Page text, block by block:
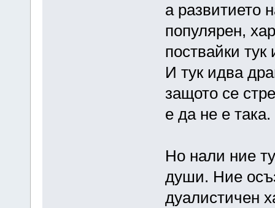
а развитието
популярен,
поствайки
И тук идва
защото се
е да не е така.
Но нали ние
души. Ние
дуалистичен